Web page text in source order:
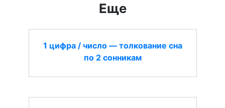
Еще
1 цифра / число — толкование сна
по 2 сонникам